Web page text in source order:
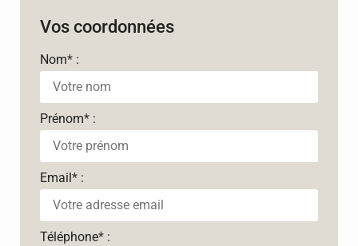
Vos coordonnées
Nom* :
Prénom* :
Email* :
Téléphone* :